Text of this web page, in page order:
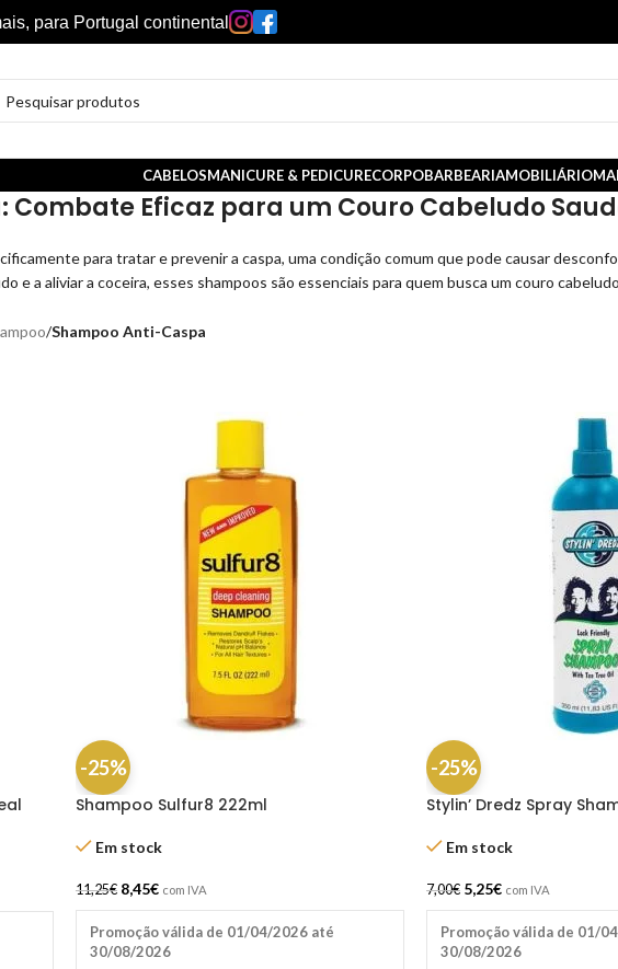
para Portugal continental
CABELOSMANICURE & PEDICURECORPOBARBEARIAMOBILIÁRIO
Combate Eficaz para um Couro Cabeludo
para tratar e prevenir a caspa, uma condição comum que pode causar
e a aliviar a coceira, esses shampoos são essenciais para quem busca um couro
/Shampoo Anti-Caspa
-25%
Shampoo Sulfur8 222ml
Em stock
11,25€ 8,45€ com IVA
Promoção válida de 01/04/2026 até
30/08/2026
-25%
Stylin’ Dredz Spray
Em stock
7,00€ 5,25€ com IVA
Promoção válida de 01/
30/08/2026